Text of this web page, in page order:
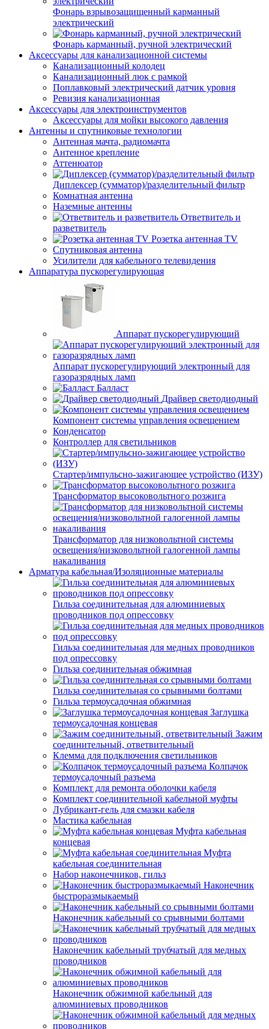
Фонарь взрывозащищенный карманный
электрический
Фонарь карманный, ручной электрический
Аксессуары для канализационной системы
Канализационный колодец
Канализационный люк с рамкой
Поплавковый электрический датчик уровня
Ревизия канализационная
Аксессуары для электроинструментов
Аксессуары для мойки высокого давления
Антенны и спутниковые технологии
Антенная мачта, радиомачта
Антенное крепление
Аттенюатор
Диплексер (сумматор)/разделительный фильтр
Комнатная антенна
Наземные антенны
Ответвитель и
разветвитель
Розетка антенная TV
Спутниковая антенна
Усилители для кабельного телевидения
Аппаратура пускорегулирующая
Аппарат пускорегулирующий
Аппарат пускорегулирующий электронный для
газоразрядных ламп
Балласт
Драйвер светодиодный
Компонент системы управления освещением
Конденсатор
Контроллер для светильников
Стартер/импульсно-зажигающее устройство (ИЗУ)
Трансформатор высоковольтного розжига
Трансформатор для низковольтной системы
освещения/низковольтной галогенной лампы
накаливания
Арматура кабельная/Изоляционные материалы
Гильза соединительная для алюминиевых
проводников под опрессовку
Гильза соединительная для медных проводников
под опрессовку
Гильза соединительная обжимная
Гильза соединительная со срывными болтами
Гильза термоусадочная обжимная
Заглушка
термоусадочная концевая
Зажим
соединительный, ответвительный
Клемма для подключения светильников
Колпачок
термоусадочный разъема
Комплект для ремонта оболочки кабеля
Комплект соединительной кабельной муфты
Лубрикант-гель для смазки кабеля
Мастика кабельная
Муфта кабельная
концевая
Муфта
кабельная соединительная
Набор наконечников, гильз
Наконечник
быстроразмыкаемый
Наконечник кабельный со срывными болтами
Наконечник кабельный трубчатый для медных
проводников
Наконечник обжимной кабельный для
алюминиевых проводников